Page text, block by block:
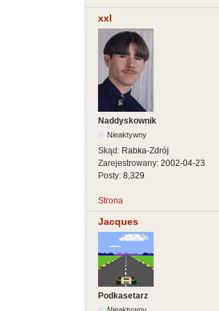
xxl
Naddyskownik
Nieaktywny
Skąd: Rabka-Zdrój
Zarejestrowany: 2002-04-23
Posty: 8,329
Strona
Jacques
Podkasetarz